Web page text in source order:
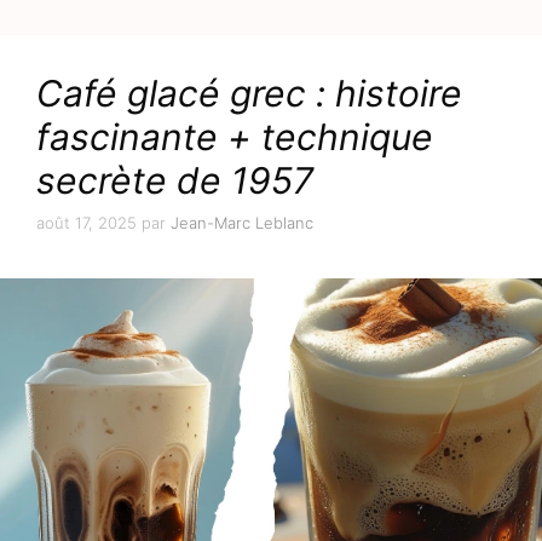
Café glacé grec : histoire
fascinante + technique
secrète de 1957
août 17, 2025 par Jean-Marc Leblanc